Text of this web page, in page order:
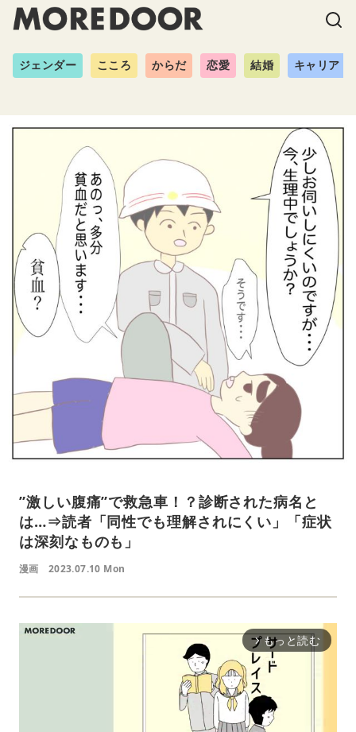
ジェンダー こころ からだ 恋愛 結婚 キャリア
”激しい腹痛”で救急車！？診断された病名と
は…⇒読者「同性でも理解されにくい」「症状
は深刻なものも」
漫画 2023.07.10 Mon
arrow_forward_ios もっと読む